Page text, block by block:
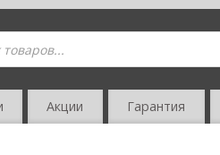
Акции Гарантия